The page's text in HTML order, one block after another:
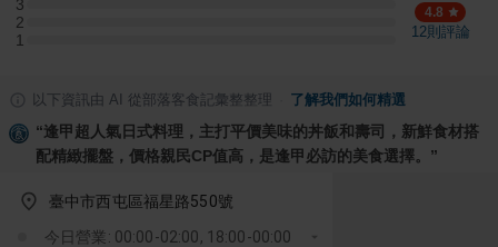
3
3 星：0 則評論
2
2 星：0 則評論
1
1 星：0 則評論
4.8
12則評論
以下資訊由 AI 從部落客食記彙整整理 了解我們如何精選
“逢甲超人氣日式料理，主打平價美味的丼飯和壽司，新鮮食材搭
配精緻擺盤，價格親民CP值高，是逢甲必訪的美食選擇。 ”
臺中市西屯區福星路550號
今日營業: 00:00-02:00, 18:00-00:00